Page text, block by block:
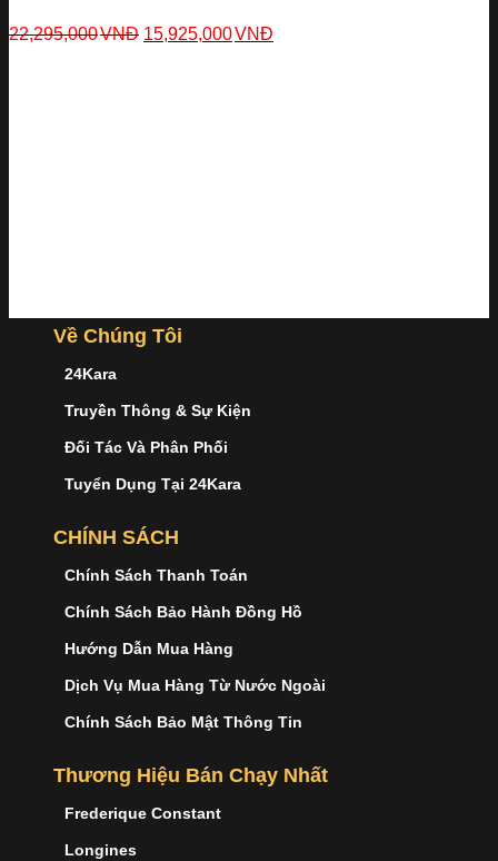
22,295,000VNĐ 15,925,000VNĐ
Về Chúng Tôi
24Kara
Truyền Thông & Sự Kiện
Đối Tác Và Phân Phối
Tuyển Dụng Tại 24Kara
CHÍNH SÁCH
Chính Sách Thanh Toán
Chính Sách Bảo Hành Đồng Hồ
Hướng Dẫn Mua Hàng
Dịch Vụ Mua Hàng Từ Nước Ngoài
Chính Sách Bảo Mật Thông Tin
Thương Hiệu Bán Chạy Nhất
Frederique Constant
Longines